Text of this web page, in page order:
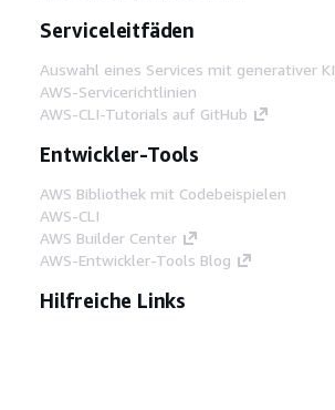
Serviceleitfäden
Auswahl eines Services mit generativer KI
AWS-Servicerichtlinien
AWS-CLI-Tutorials auf GitHub
Entwickler-Tools
AWS Bibliothek mit Codebeispielen
AWS-CLI
AWS Builder Center
AWS-Entwickler-Tools Blog
Hilfreiche Links